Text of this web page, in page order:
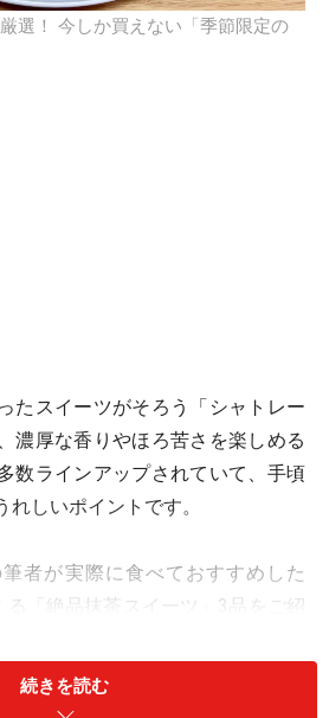
選！ 今しか買えない「季節限定の
たスイーツがそろう「シャトレー
濃厚な香りやほろ苦さを楽しめる
数ラインアップされていて、手頃
しいポイントです。
者が実際に食べておすすめした
る「絶品抹茶スイーツ」3品をご紹
続きを読む